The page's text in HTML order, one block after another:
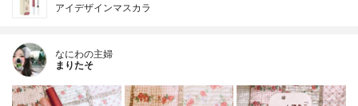
アイデザインマスカラ
なにわの主婦
まりたそ